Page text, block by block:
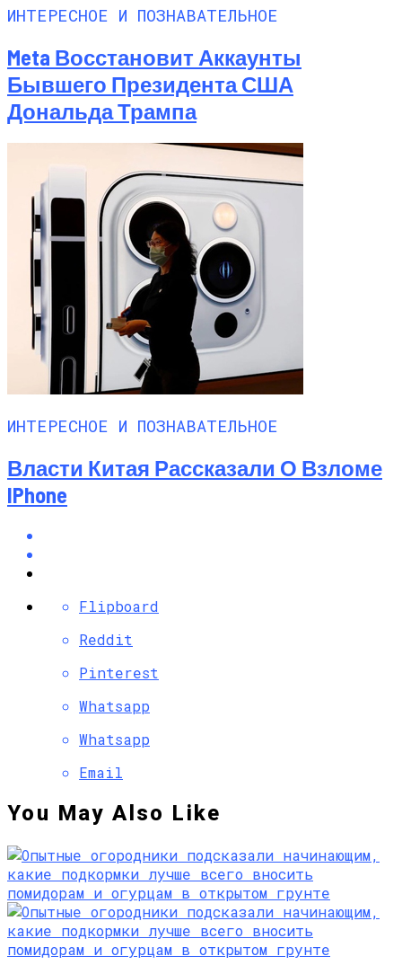
ИНТЕРЕСНОЕ И ПОЗНАВАТЕЛЬНОЕ
Meta Восстановит Аккаунты
Бывшего Президента США
Дональда Трампа
ИНТЕРЕСНОЕ И ПОЗНАВАТЕЛЬНОЕ
Власти Китая Рассказали О Взломе
IPhone
Flipboard
Reddit
Pinterest
Whatsapp
Whatsapp
Email
You May Also Like